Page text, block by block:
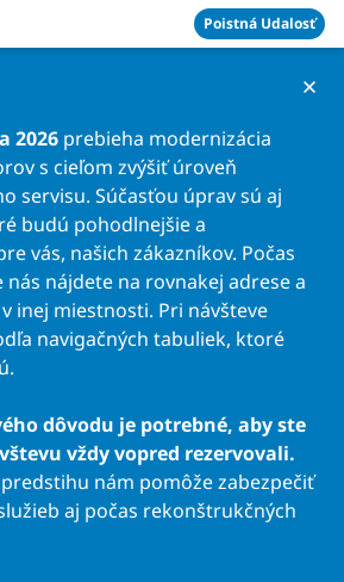
Poistná Udalosť
2026 prebieha modernizácia
s cieľom zvýšiť úroveň
servisu. Súčasťou úprav sú aj
budú pohodlnejšie a
vás, našich zákazníkov. Počas
nájdete na rovnakej adrese a
inej miestnosti. Pri návšteve
navigačných tabuliek, ktoré
dôvodu je potrebné, aby ste
vždy vopred rezervovali.
nám pomôže zabezpečiť
aj počas rekonštrukčných